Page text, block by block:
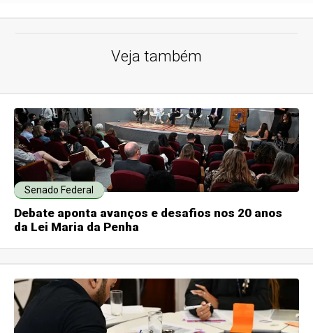
Veja também
Senado Federal
Debate aponta avanços e desafios nos 20 anos
da Lei Maria da Penha